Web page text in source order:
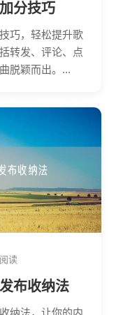
分技巧
巧，轻松提升歌
转发、评论、点
脱颖而出。...
读
布收纳法
纳法，让你的内